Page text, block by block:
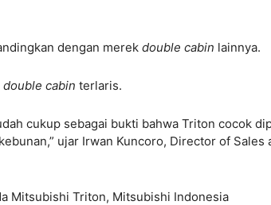
dengan merek double cabin lainnya.
double cabin terlaris.
cukup sebagai bukti bahwa Triton cocok
ujar Irwan Kuncoro, Director of Sales
Mitsubishi Triton, Mitsubishi Indonesia